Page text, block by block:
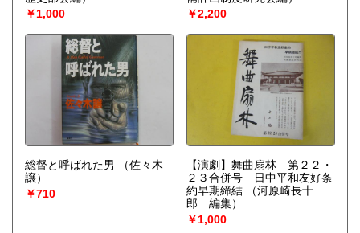
￥1,000
￥2,200
総督と呼ばれた男
（佐々木
譲）
￥710
【演劇】舞曲扇林 第２２・
２３合併号 日中平和友好条
約早期締結
（河原崎長十
郎 編集）
￥1,000